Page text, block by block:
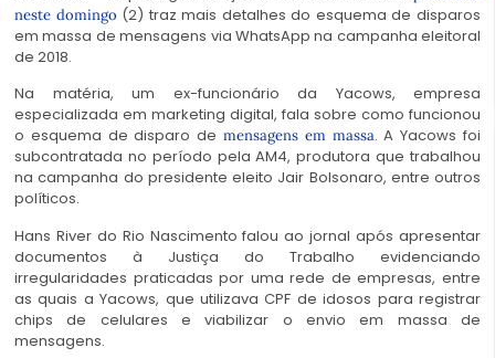
neste domingo (2) traz mais detalhes do esquema de disparos
em massa de mensagens via WhatsApp na campanha eleitoral
de 2018.
Na matéria, um ex-funcionário da Yacows, empresa
especializada em marketing digital, fala sobre como funcionou
o esquema de disparo de mensagens em massa. A Yacows foi
subcontratada no período pela AM4, produtora que trabalhou
na campanha do presidente eleito Jair Bolsonaro, entre outros
políticos.
Hans River do Rio Nascimento falou ao jornal após apresentar
documentos à Justiça do Trabalho evidenciando
irregularidades praticadas por uma rede de empresas, entre
as quais a Yacows, que utilizava CPF de idosos para registrar
chips de celulares e viabilizar o envio em massa de
mensagens.